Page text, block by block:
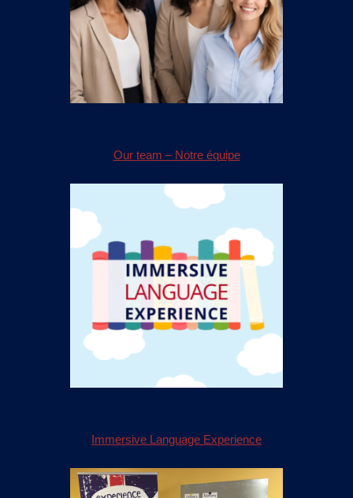
Our team – Notre équipe
Immersive Language Experience